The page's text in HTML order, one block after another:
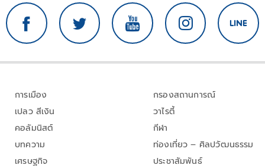
การเมือง
เปลว สีเงิน
คอลัมนิสต์
บทความ
เศรษฐกิจ
กรองสถานการณ์
วาไรตี้
กีฬา
ท่องเที่ยว – ศิลปวัฒนธรรม
ประชาสัมพันธ์